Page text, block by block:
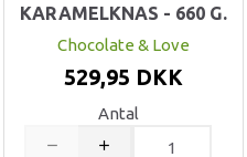
KARAMELKNAS - 660 G.
Chocolate & Love
529,95 DKK
Antal